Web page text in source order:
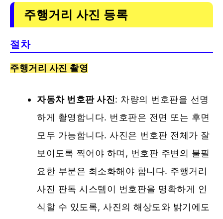
주행거리 사진 등록
절차
주행거리 사진 촬영
자동차 번호판 사진: 차량의 번호판을 선명
하게 촬영합니다. 번호판은 전면 또는 후면
모두 가능합니다. 사진은 번호판 전체가 잘
보이도록 찍어야 하며, 번호판 주변의 불필
요한 부분은 최소화해야 합니다. 주행거리
사진 판독 시스템이 번호판을 명확하게 인
식할 수 있도록, 사진의 해상도와 밝기에도